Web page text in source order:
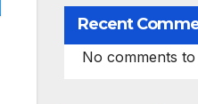
Recent
No comments to